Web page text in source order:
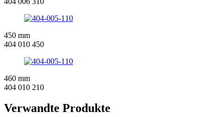
450 mm
404 010 450
460 mm
404 010 210
Verwandte Produkte